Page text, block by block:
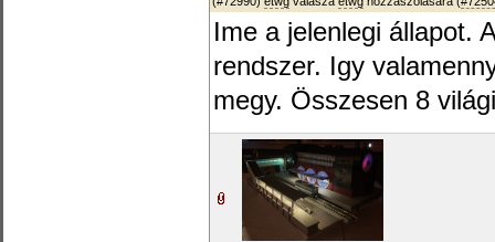
Ime a jelenlegi állapot.
rendszer. Igy
megy. Összesen 8